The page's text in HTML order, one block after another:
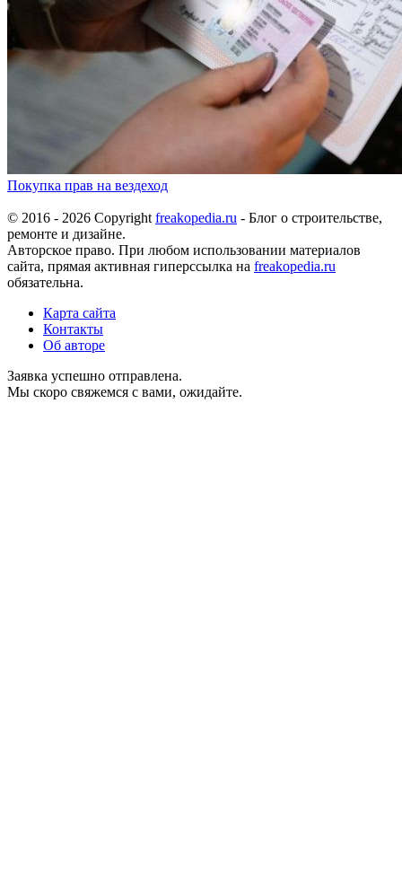
Покупка прав на вездеход
© 2016 - 2026 Copyrightfreakopedia.ru - Блог о строительстве,
ремонте и дизайне.
Авторское право. При любом использовании материалов
сайта, прямая активная гиперссылка на freakopedia.ru
обязательна.
Карта сайта
Контакты
Об авторе
Заявка успешно отправлена.
Мы скоро свяжемся с вами, ожидайте.